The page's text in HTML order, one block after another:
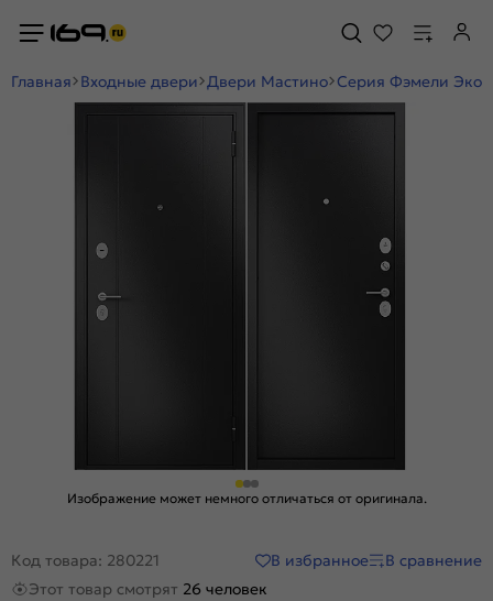
Главная Входные двери Двери Мастино Серия Фэмели Эко
Изображение может немного отличаться от оригинала.
Код товара: 280221 В избранное
В сравнение
Этот товар смотрят 26 человек